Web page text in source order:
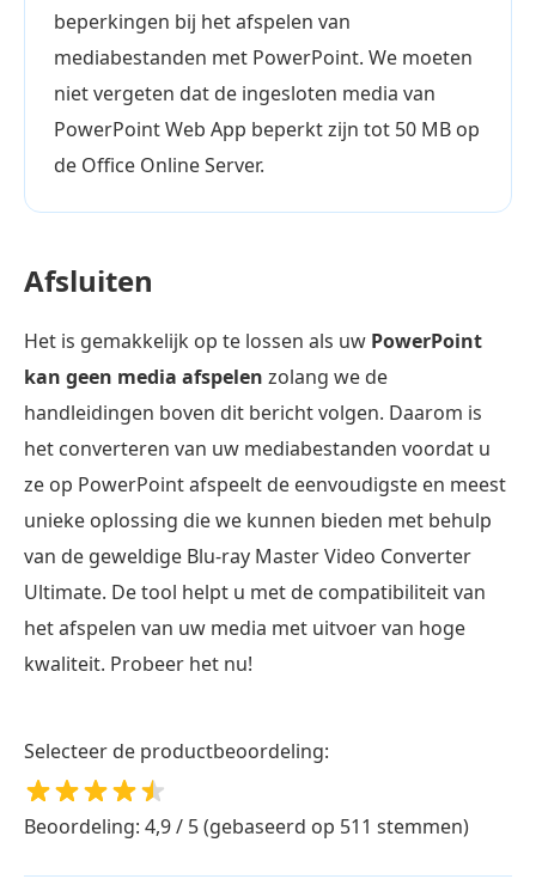
beperkingen bij het afspelen van
mediabestanden met PowerPoint. We moeten
niet vergeten dat de ingesloten media van
PowerPoint Web App beperkt zijn tot 50 MB op
de Office Online Server.
Afsluiten
Het is gemakkelijk op te lossen als uw PowerPoint
kan geen media afspelen zolang we de
handleidingen boven dit bericht volgen. Daarom is
het converteren van uw mediabestanden voordat u
ze op PowerPoint afspeelt de eenvoudigste en meest
unieke oplossing die we kunnen bieden met behulp
van de geweldige Blu-ray Master Video Converter
Ultimate. De tool helpt u met de compatibiliteit van
het afspelen van uw media met uitvoer van hoge
kwaliteit. Probeer het nu!
Selecteer de productbeoordeling:
Beoordeling: 4,9 / 5 (gebaseerd op 511 stemmen)